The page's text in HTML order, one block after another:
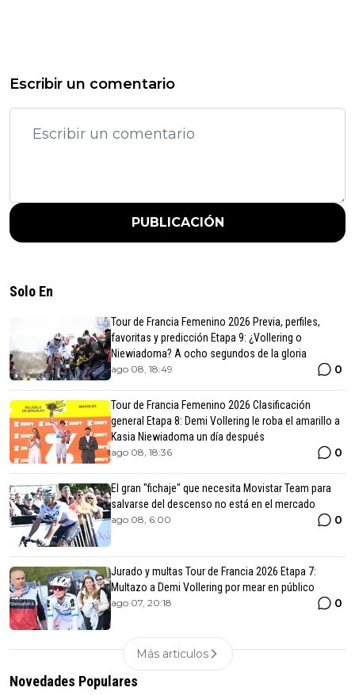
Escribir un comentario
PUBLICACIÓN
Solo En
Tour de Francia Femenino 2026 Previa, perfiles,
favoritas y predicción Etapa 9: ¿Vollering o
Niewiadoma? A ocho segundos de la gloria
ago 08, 18:49 0
Tour de Francia Femenino 2026 Clasificación
general Etapa 8: Demi Vollering le roba el amarillo a
Kasia Niewiadoma un día después
ago 08, 18:36 0
El gran "fichaje" que necesita Movistar Team para
salvarse del descenso no está en el mercado
ago 08, 6:00 0
Jurado y multas Tour de Francia 2026 Etapa 7:
Multazo a Demi Vollering por mear en público
ago 07, 20:18 0
Más articulos
Novedades Populares